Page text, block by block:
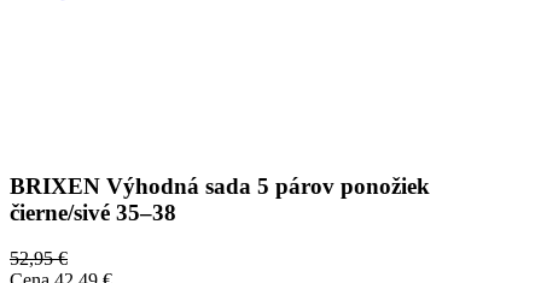
BRIXEN Výhodná sada 5 párov ponožiek
čierne/sivé 35–38
52,95 €
Cena42,49 €